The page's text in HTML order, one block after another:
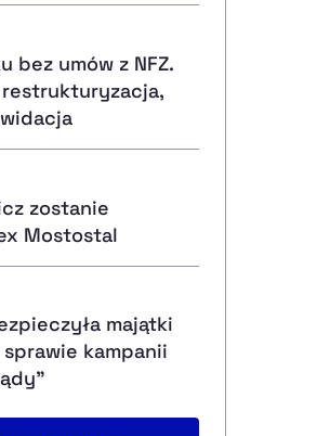
bez umów z NFZ.
zostanie
Mostostal
majątki
kampanii